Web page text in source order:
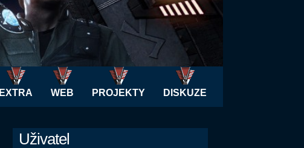
EXTRA WEB PROJEKTY DISKUZE
Uživatel